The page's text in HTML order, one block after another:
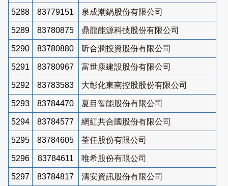
5288 83779151 泉成潮鍋股份有限公司
5289 83780875 鼎龍能源科技股份有限公司
5290 83780880 昕合潤投資股份有限公司
5291 83780967 富世康建設股份有限公司
5292 83783583 大彰化東南控股股份有限公司
5293 83784470 夏目智能股份有限公司
5294 83784577 網紅共合國股份有限公司
5295 83784605 荃任股份有限公司
5296 83784611 唯希股份有限公司
5297 83784817 清安資訊股份有限公司